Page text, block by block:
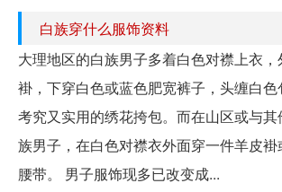
白族穿什么服饰资料
大理地区的白族男子多着白色对襟上衣
褂，下穿白色或蓝色肥宽裤子，头缠白
考究又实用的绣花挎包。而在山区或与其
族男子，在白色对襟衣外面穿一件羊皮
腰带。 男子服饰现多已改变成...